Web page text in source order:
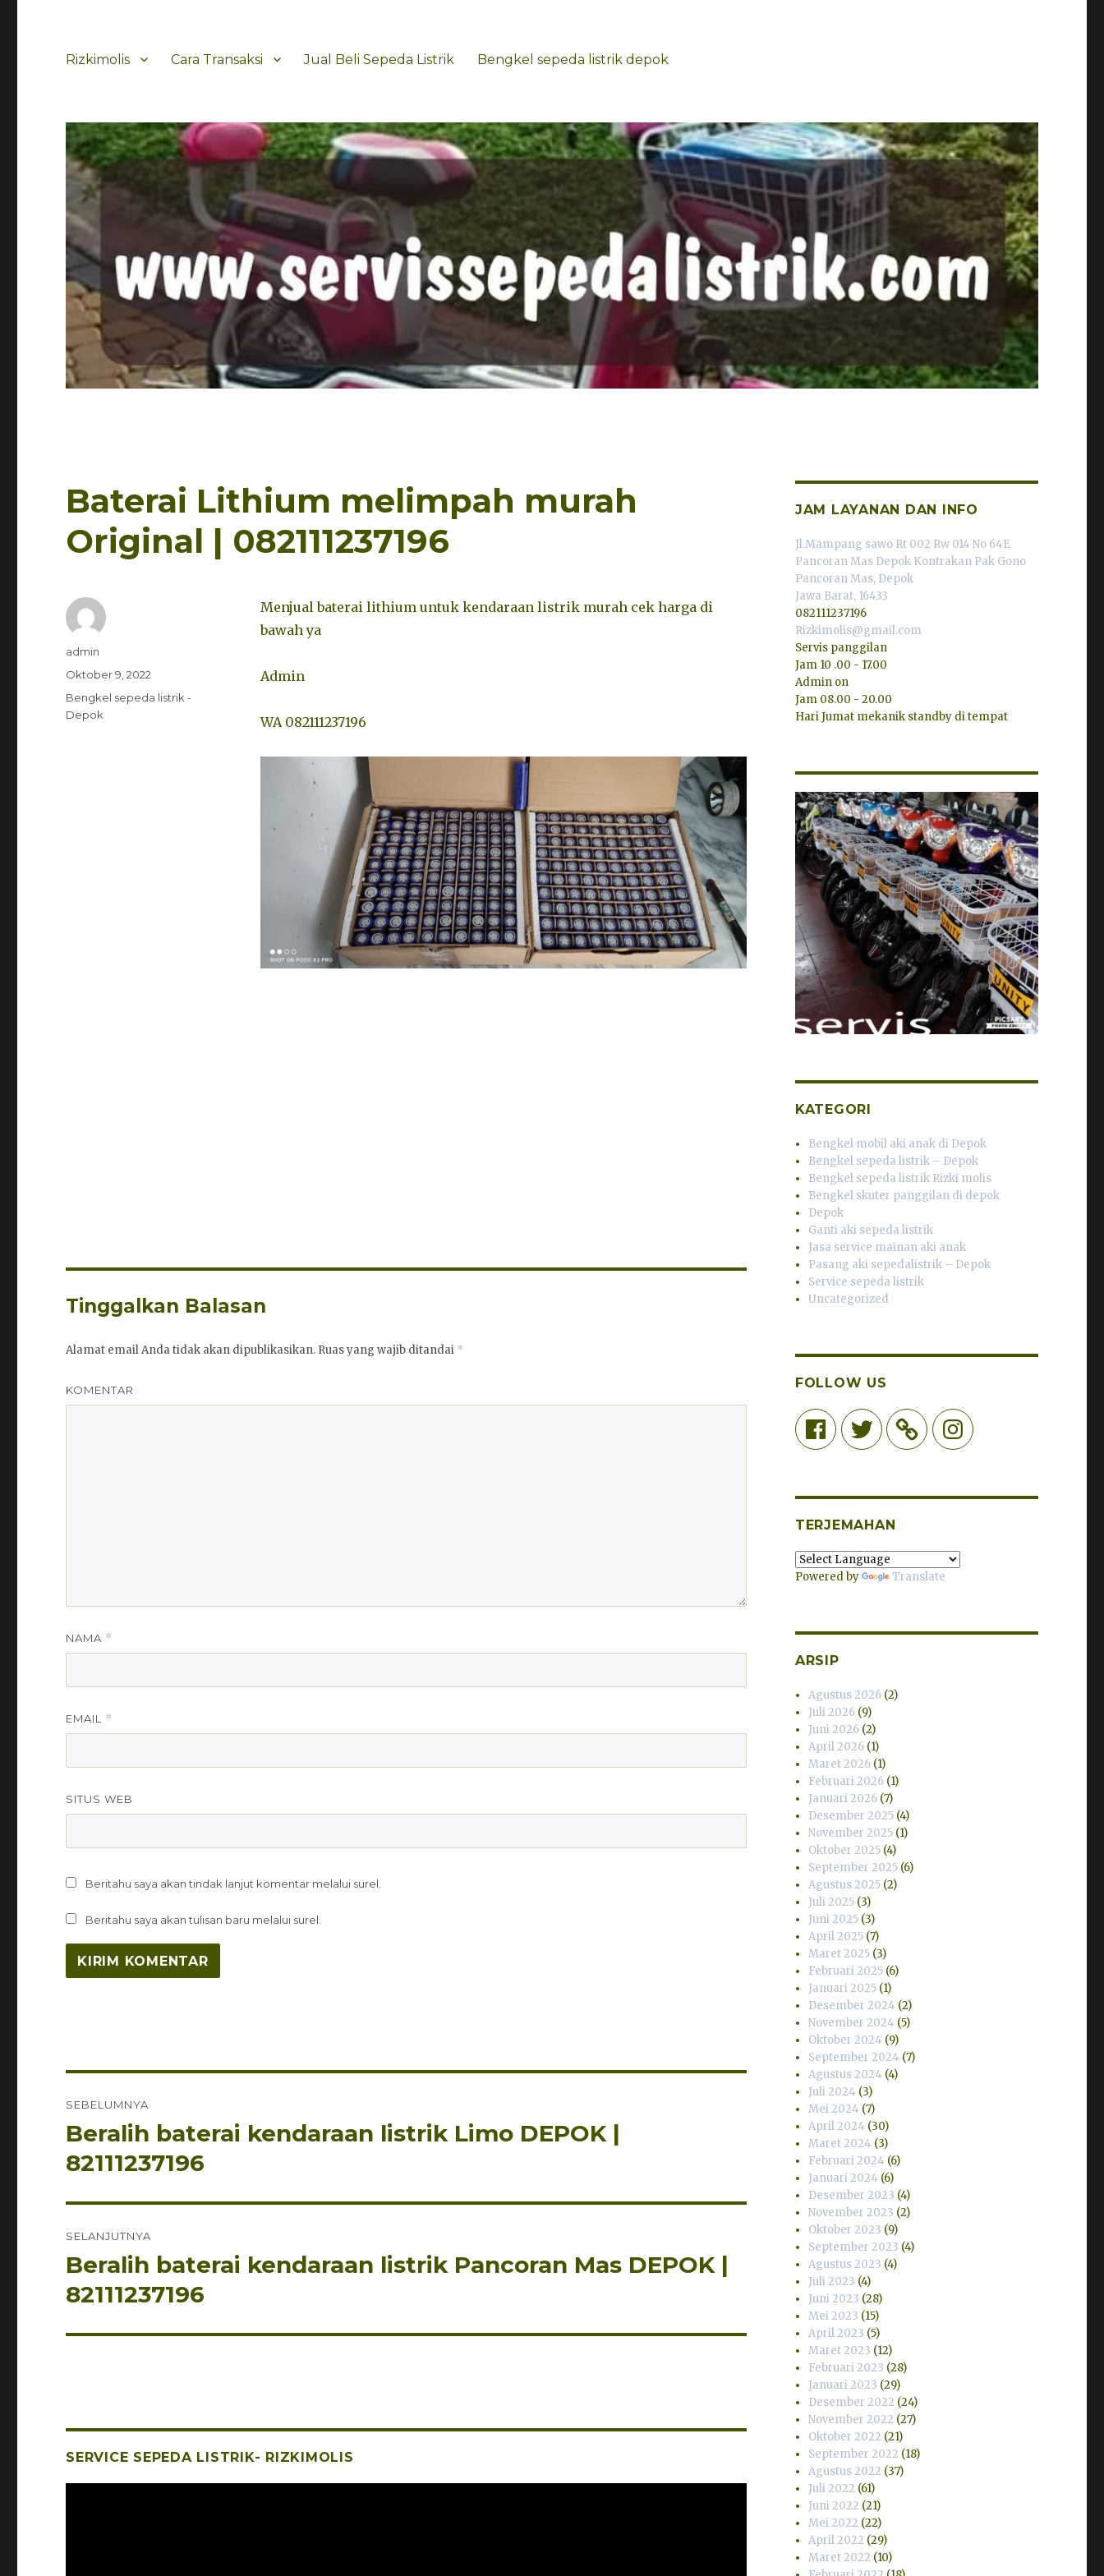
Rizkimolis Cara Transaksi Jual Beli Sepeda Listrik Bengkel sepeda listrik depok
Baterai Lithium melimpah murah
Original | 082111237196
Menjual baterai lithium untuk kendaraan listrik murah cek harga di
bawah ya
Admin
WA 082111237196
Penulis
admin
Diposkan
Oktober 9, 2022
Kategori
Bengkel sepeda listrik -
Depok
Tinggalkan Balasan
Alamat email Anda tidak akan dipublikasikan. Ruas yang wajib ditandai *
KOMENTAR
NAMA *
EMAIL *
SITUS WEB
Beritahu saya akan tindak lanjut komentar melalui surel.
Beritahu saya akan tulisan baru melalui surel.
pos
SEBELUMNYA
Pos
sebelumnya:
Beralih baterai kendaraan listrik Limo DEPOK |
82111237196
SELANJUTNYA
Pos
berikutnya:
Beralih baterai kendaraan listrik Pancoran Mas DEPOK |
82111237196
SERVICE SEPEDA LISTRIK- RIZKIMOLIS
JAM LAYANAN DAN INFO
Jl.Mampang sawo Rt 002 Rw 014 No 64E
Pancoran Mas Depok Kontrakan Pak Gono
Pancoran Mas, Depok
Jawa Barat, 16433
082111237196
Rizkimolis@gmail.com
Servis panggilan
Jam 10 .00 - 17.00
Admin on
Jam 08.00 - 20.00
Hari Jumat mekanik standby di tempat
KATEGORI
Bengkel mobil aki anak di Depok
Bengkel sepeda listrik – Depok
Bengkel sepeda listrik Rizki molis
Bengkel skuter panggilan di depok
Depok
Ganti aki sepeda listrik
Jasa service mainan aki anak
Pasang aki sepedalistrik – Depok
Service sepeda listrik
Uncategorized
FOLLOW US
FacebookTwitter Instagram
TERJEMAHAN
Powered by Translate
ARSIP
Agustus 2026 (2)
Juli 2026 (9)
Juni 2026 (2)
April 2026 (1)
Maret 2026 (1)
Februari 2026 (1)
Januari 2026 (7)
Desember 2025 (4)
November 2025 (1)
Oktober 2025 (4)
September 2025 (6)
Agustus 2025 (2)
Juli 2025 (3)
Juni 2025 (3)
April 2025 (7)
Maret 2025 (3)
Februari 2025 (6)
Januari 2025 (1)
Desember 2024 (2)
November 2024 (5)
Oktober 2024 (9)
September 2024 (7)
Agustus 2024 (4)
Juli 2024 (3)
Mei 2024 (7)
April 2024 (30)
Maret 2024 (3)
Februari 2024 (6)
Januari 2024 (6)
Desember 2023 (4)
November 2023 (2)
Oktober 2023 (9)
September 2023 (4)
Agustus 2023 (4)
Juli 2023 (4)
Juni 2023 (28)
Mei 2023 (15)
April 2023 (5)
Maret 2023 (12)
Februari 2023 (28)
Januari 2023 (29)
Desember 2022 (24)
November 2022 (27)
Oktober 2022 (21)
September 2022 (18)
Agustus 2022 (37)
Juli 2022 (61)
Juni 2022 (21)
Mei 2022 (22)
April 2022 (29)
Maret 2022 (10)